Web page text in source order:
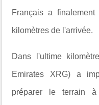
Français a
kilomètres de l'arrivée.
Dans l'ultime
Emirates XRG) a
préparer le terrain à